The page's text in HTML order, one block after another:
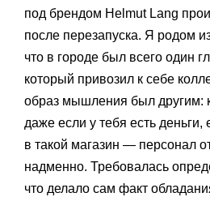
под брендом Helmut Lang
после перезапуска. Я родом
что в городе был всего один
который привозил к себе
образ мышления был другим:
даже если у тебя есть
в такой магазин — персонал
надменно. Требовалась
что делало сам факт